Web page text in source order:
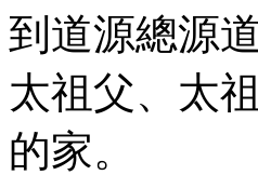
到道源總源
太祖父、太祖
的家。